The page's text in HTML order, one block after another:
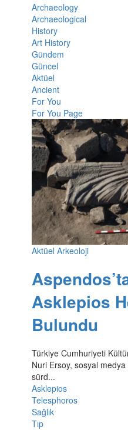
Archaeology
Archaeological
History
Art History
Gündem
Güncel
Aktüel
Ancient
For You
For You Page
Aktüel Arkeoloji
Asklepios
Bulundu
Türkiye Cumhuriyeti
Nuri Ersoy, sosyal medya
sürd...
Asklepios
Telesphoros
Sağlık
Tıp